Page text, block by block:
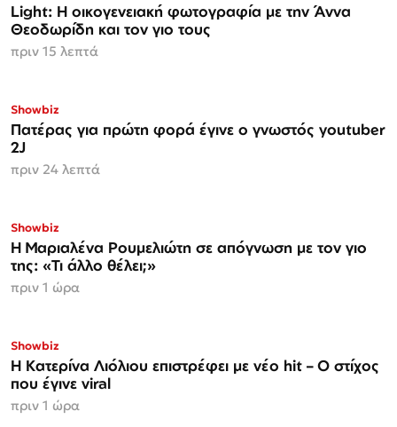
Light: Η οικογενειακή φωτογραφία με την Άννα
Θεοδωρίδη και τον γιο τους
πριν 15 λεπτά
Showbiz
Πατέρας για πρώτη φορά έγινε ο γνωστός youtuber
2J
πριν 24 λεπτά
Showbiz
H Μαριαλένα Ρουμελιώτη σε απόγνωση με τον γιο
της: «Τι άλλο θέλει;»
πριν 1 ώρα
Showbiz
Η Κατερίνα Λιόλιου επιστρέφει με νέο hit – Ο στίχος
που έγινε viral
πριν 1 ώρα